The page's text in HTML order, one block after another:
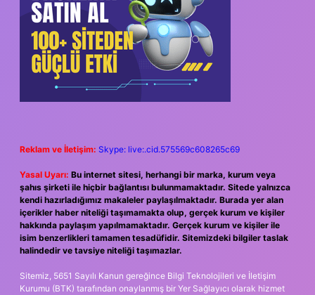
Reklam ve İletişim: Skype: live:.cid.575569c608265c69
Yasal Uyarı: Bu internet sitesi, herhangi bir marka, kurum veya
şahıs şirketi ile hiçbir bağlantısı bulunmamaktadır. Sitede yalnızca
kendi hazırladığımız makaleler paylaşılmaktadır. Burada yer alan
içerikler haber niteliği taşımamakta olup, gerçek kurum ve kişiler
hakkında paylaşım yapılmamaktadır. Gerçek kurum ve kişiler ile
isim benzerlikleri tamamen tesadüfidir. Sitemizdeki bilgiler taslak
halindedir ve tavsiye niteliği taşımazlar.
Sitemiz, 5651 Sayılı Kanun gereğince Bilgi Teknolojileri ve İletişim
Kurumu (BTK) tarafından onaylanmış bir Yer Sağlayıcı olarak hizmet